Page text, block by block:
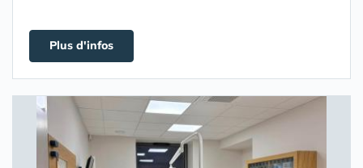
Plus d'infos